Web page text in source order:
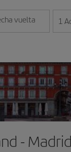
día/mes/año
vuelta
la fecha en 1
-